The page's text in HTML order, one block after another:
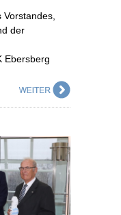
der
Ebersberg